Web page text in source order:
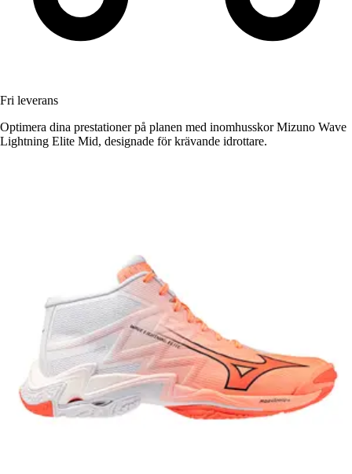
Fri leverans
Optimera dina prestationer på planen med inomhusskor Mizuno Wave
Lightning Elite Mid, designade för krävande idrottare.